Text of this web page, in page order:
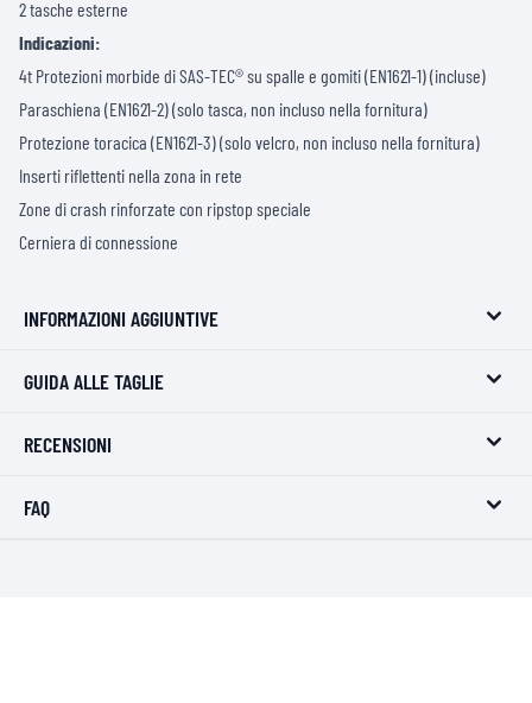
2 tasche esterne
Indicazioni:
4t Protezioni morbide di SAS-TEC® su spalle e gomiti (EN1621-1) (incluse)
Paraschiena (EN1621-2) (solo tasca, non incluso nella fornitura)
Protezione toracica (EN1621-3) (solo velcro, non incluso nella fornitura)
Inserti riflettenti nella zona in rete
Zone di crash rinforzate con ripstop speciale
Cerniera di connessione
INFORMAZIONI AGGIUNTIVE
GUIDA ALLE TAGLIE
RECENSIONI
FAQ